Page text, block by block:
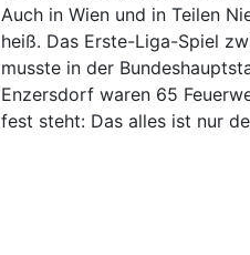
Auch in Wien und in Teilen
heiß. Das Erste-Liga-Spiel
musste in der
Enzersdorf waren 65
fest steht: Das alles ist nur